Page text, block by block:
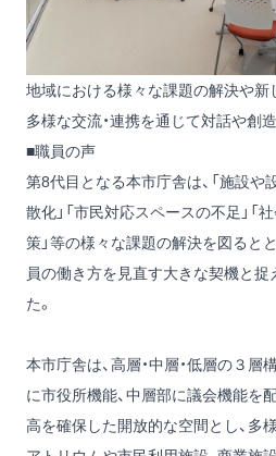
地域における様々な課題の解決や新
多様な交流・連携を通じて対話や創
■職員の声
第8代目となる本市庁舎は、「施設や
散化」「市民対応スペースの不足」「
策」等の様々な課題の解決を図ると
員の働き方を見直す大きな契機と
た。
本市庁舎は、高層・中層・低層の３
に市役所機能、中層部に議会機能を
高を確保した開放的な空間とし、多